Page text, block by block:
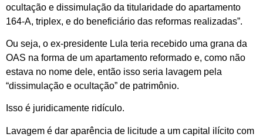
ocultação e dissimulação da titularidade do apartamento
164-A, triplex, e do beneficiário das reformas realizadas”.
Ou seja, o ex-presidente Lula teria recebido uma grana da
OAS na forma de um apartamento reformado e, como não
estava no nome dele, então isso seria lavagem pela
“dissimulação e ocultação” de patrimônio.
Isso é juridicamente ridículo.
Lavagem é dar aparência de licitude a um capital ilícito com